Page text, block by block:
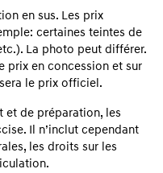
en sus. Les prix
certaines teintes de
La photo peut différer.
prix en concession et sur
le prix officiel.
et de préparation, les
Il n’inclut cependant
les droits sur les